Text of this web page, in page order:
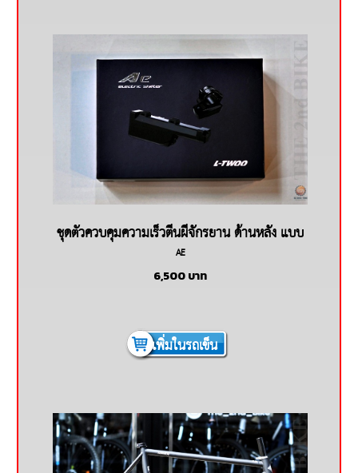
ชุดตัวควบคุมความเร็วตีนผีจักรยาน ด้านหลัง แบบ
ไร้สาย L-TWOO AE
AE
6,500บาท
เพิ่มในรถเข็น